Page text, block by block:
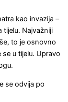
kao invazija –
tijelu. Najvažniji
to je osnovno
u tijelu. Upravo
se odvija po